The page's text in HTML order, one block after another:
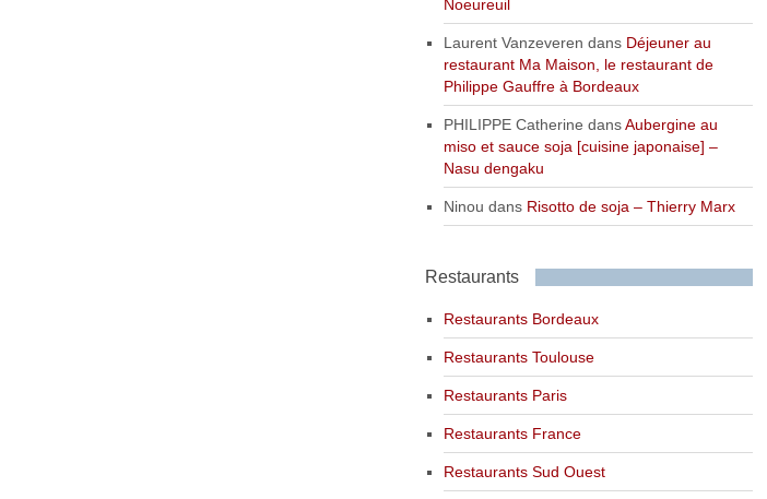
Noeureuil
Laurent Vanzeveren dans Déjeuner au
restaurant Ma Maison, le restaurant de
Philippe Gauffre à Bordeaux
PHILIPPE Catherine dansAubergine au
miso et sauce soja [cuisine japonaise] –
Nasu dengaku
Ninou dans Risotto de soja – Thierry Marx
Restaurants
Restaurants Bordeaux
Restaurants Toulouse
Restaurants Paris
Restaurants France
Restaurants Sud Ouest